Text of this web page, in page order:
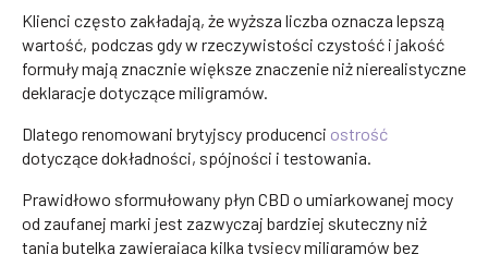
Klienci często zakładają, że wyższa liczba oznacza lepszą
wartość, podczas gdy w rzeczywistości czystość i jakość
formuły mają znacznie większe znaczenie niż nierealistyczne
deklaracje dotyczące miligramów.
Dlatego renomowani brytyjscy producenci ostrość
dotyczące dokładności, spójności i testowania.
Prawidłowo sformułowany płyn CBD o umiarkowanej mocy
od zaufanej marki jest zazwyczaj bardziej skuteczny niż
tania butelka zawierająca kilka tysięcy miligramów bez